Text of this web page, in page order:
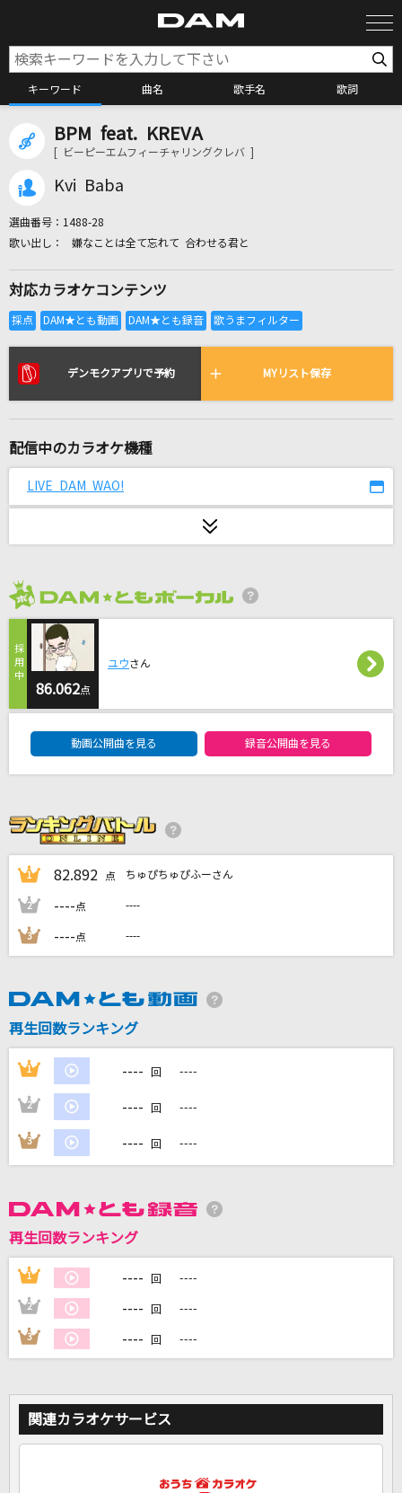
キーワード 曲名 歌手名 歌詞
カラオケ検索
全国りれき
リアルタイムで歌われている曲の一覧
Lemon
innocent world
TOMOO
[生音]ギターと孤独と蒼い惑星
[生音]あー夏休み
TUBE(チューブ)
[生音]夢幻
MY FIRST STORY×HYDE
[生音]ENDLESS RAIN
X JAPAN (X)
[生音]歌うたいのバラッド
からくりピエロ
40mP feat.初音ミク
DAMの新曲・ランキングなど
DAMに会員登録・ログインして
カラオケをもっと楽しもう！
BPM feat. KREVA
[ ビーピーエムフィーチャリングクレバ ]
Kvi Baba
選曲番号： 1488-28
嫌なことは全て忘れて 合わせる君と
対応カラオケコンテンツ
デンモクアプリで予約 MYリスト保存
配信中のカラオケ機種
LIVE DAM WAO!
86.062点
ユウさん
動画公開曲を見る 録音公開曲を見る
1 82.892 点 ちゅぴちゅぴふーさん
2 ----点 ----
3 ----点 ----
再生回数ランキング
1 ---- 回 ----
2 ---- 回 ----
3 ---- 回 ----
再生回数ランキング
1 ---- 回 ----
2 ---- 回 ----
3 ---- 回 ----
関連カラオケサービス